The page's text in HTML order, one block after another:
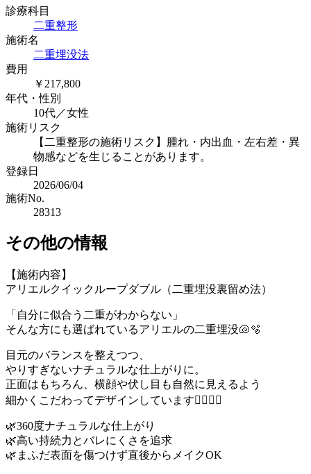
診療科目
二重整形
施術名
二重埋没法
費用
￥217,800
年代・性別
10代／女性
施術リスク
【二重整形の施術リスク】腫れ・内出血・左右差・異
物感などを生じることがあります。
登録日
2026/06/04
施術No.
28313
その他の情報
【施術内容】
アリエルクイックループダブル（二重埋没裏留め法）
「自分に似合う二重がわからない」
そんな方にも選ばれているアリエルの二重埋没🐚🫧
目元のバランスを整えつつ、
やりすぎないナチュラルな仕上がりに。
正面はもちろん、横顔や伏し目も自然に見えるよう
細かくこだわってデザインしています👨🏻‍⚕️✨
🌿360度ナチュラルな仕上がり
🌿高い持続力とバレにくさを追求
🌿まふだ表面を傷つけず直後からメイクOK